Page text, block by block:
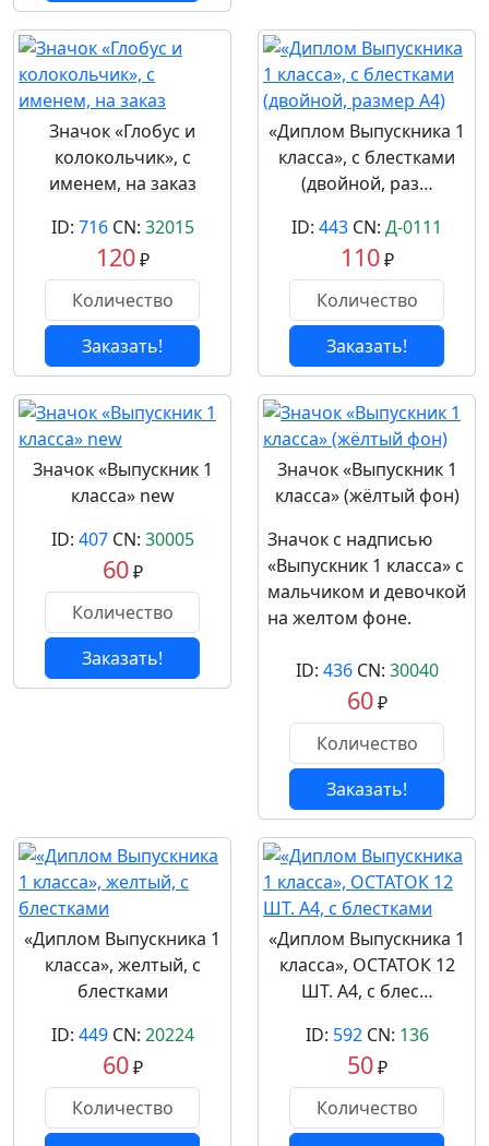
Значок «Глобус и
колокольчик», с
именем, на заказ
ID: 716CN: 32015
120₽
Заказать!
«Диплом Выпускника 1
класса», с блестками
(двойной, раз…
ID: 443 CN: Д-0111
110₽
Заказать!
Значок «Выпускник 1
класса» new
ID: 407CN: 30005
60₽
Заказать!
Значок «Выпускник 1
класса» (жёлтый фон)
Значок с надписью
«Выпускник 1 класса» с
мальчиком и девочкой
на желтом фоне.
ID: 436CN: 30040
60₽
Заказать!
«Диплом Выпускника 1
класса», желтый, с
блестками
ID: 449CN: 20224
60₽
«Диплом Выпускника 1
класса», ОСТАТОК 12
ШТ. А4, с блес…
ID: 592CN: 136
50₽